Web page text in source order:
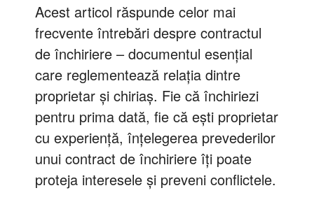
Acest articol răspunde celor mai
frecvente întrebări despre contractul
de închiriere – documentul esențial
care reglementează relația dintre
proprietar și chiriaș. Fie că închiriezi
pentru prima dată, fie că ești proprietar
cu experiență, înțelegerea prevederilor
unui contract de închiriere îți poate
proteja interesele și preveni conflictele.